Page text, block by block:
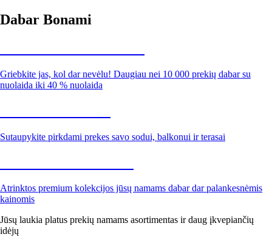
Dabar Bonami
Griebkite jas, kol dar nevėlu! Daugiau nei 10 000 prekių dabar su
nuolaida iki 40 % nuolaida
Sutaupykite pirkdami prekes savo sodui, balkonui ir terasai
Atrinktos premium kolekcijos jūsų namams dabar dar palankesnėmis
kainomis
Jūsų laukia platus prekių namams asortimentas ir daug įkvepiančių
idėjų